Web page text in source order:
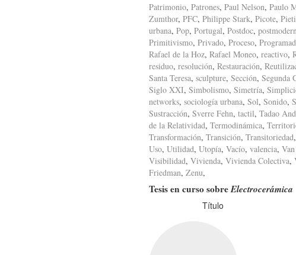
Patrimonio, Patrones, Paul Nelson, Paulo
Zumthor, PFC, Philippe Stark, Picote,
urbana, Pop, Portugal, Postdoc,
Primitivismo, Privado, Proceso,
Rafael de la Hoz, Rafael Moneo, reactivo,
residuo, resolución, Restauración,
Santa Teresa, sculpture, Sección, Segunda
Siglo XXI, Simbolismo, Simetría,
networks, sociología urbana, Sol, Sonido,
Sustracción, Sverre Fehn, tactil, Tadao
de la Relatividad, Termodinámica,
Transformación, Transición, Transitoriedad,
Uso, Utilidad, Utopía, Vacío, valencia,
Visibilidad, Vivienda, Vivienda Colectiva,
Friedman, Zenu,
Tesis en curso sobreElectrocerámica
Título